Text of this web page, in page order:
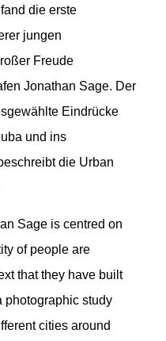
die erste
jungen
Freude
Jonathan Sage. Der
Eindrücke
und ins
die Urban
Sage is centred on
of people are
that they have built
photographic study
cities around